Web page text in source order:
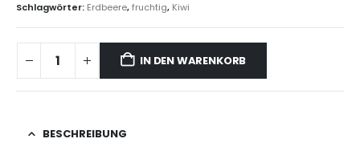
Schlagwörter: Erdbeere,fruchtig, Kiwi
IN DEN WARENKORB
BESCHREIBUNG